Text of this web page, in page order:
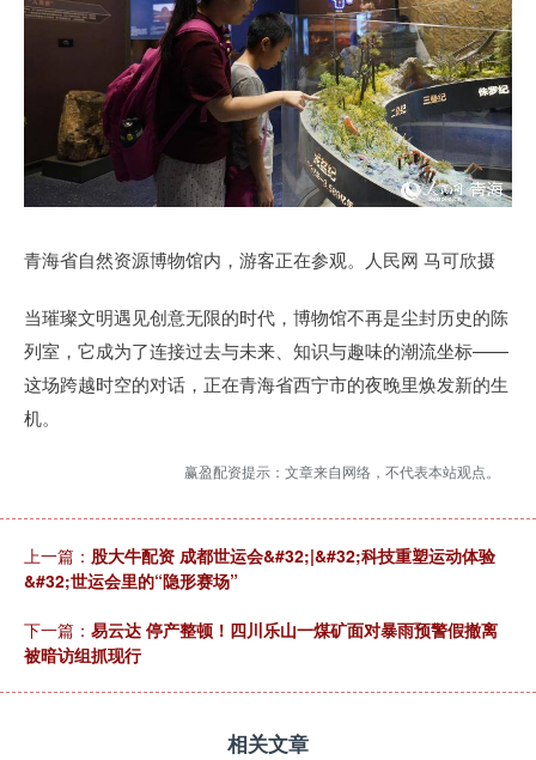
青海省自然资源博物馆内，游客正在参观。人民网 马可欣摄
当璀璨文明遇见创意无限的时代，博物馆不再是尘封历史的陈
列室，它成为了连接过去与未来、知识与趣味的潮流坐标——
这场跨越时空的对话，正在青海省西宁市的夜晚里焕发新的生
机。
赢盈配资提示：文章来自网络，不代表本站观点。
上一篇： 股大牛配资 成都世运会&#32;|&#32;科技重塑运动体验
&#32;世运会里的“隐形赛场”
下一篇： 易云达 停产整顿！四川乐山一煤矿面对暴雨预警假撤离
被暗访组抓现行
相关文章